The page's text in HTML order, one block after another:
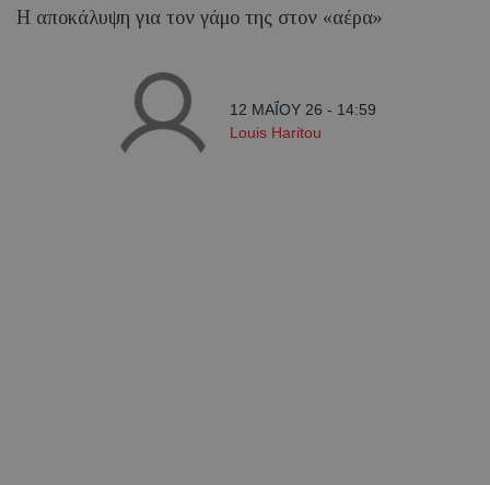
Η αποκάλυψη για τον γάμο της στον «αέρα»
12 ΜΑΪ́ΟΥ 26 - 14:59
Louis Haritou